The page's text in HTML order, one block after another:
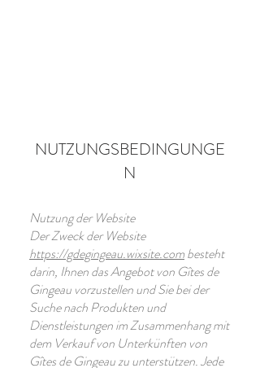
NUTZUNGSBEDINGUNGE
N
Nutzung der Website
Der Zweck der Website
https://gdegingeau.wixsite.combesteht
darin, Ihnen das Angebot von Gîtes de
Gingeau vorzustellen und Sie bei der
Suche nach Produkten und
Dienstleistungen im Zusammenhang mit
dem Verkauf von Unterkünften von
Gîtes de Gingeau zu unterstützen. Jede